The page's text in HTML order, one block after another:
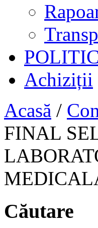
Achiziții
Acasă /
FINAL
Căutare